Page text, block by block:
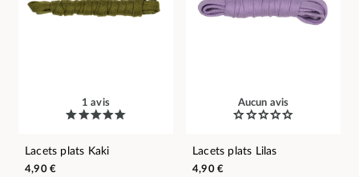
1 avis
Lacets plats Kaki
4,90 €
Aucun avis
Lacets plats Lilas
4,90 €